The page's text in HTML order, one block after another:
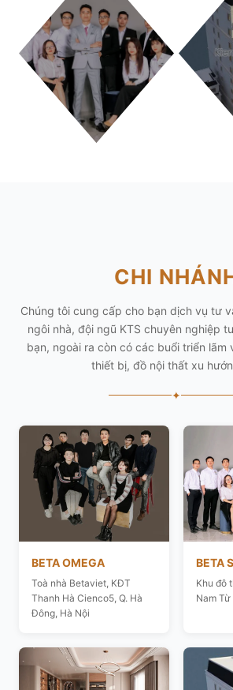
CHI
Chúng tôi cung cấp cho bạn dịch vụ tư
ngôi nhà, đội ngũ KTS chuyên nghiệp
bạn, ngoài ra còn có các buổi triển lãm
thiết bị, đồ nội thất xu
✦
BETA OMEGA
Toà nhà Betaviet, KĐT
Thanh Hà Cienco5, Q. Hà
Đông, Hà Nội
BETA
Khu đô
Nam Từ